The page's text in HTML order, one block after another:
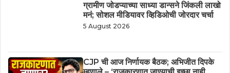
ग्रामीण जोडप्याच्या साध्या डान्सने जिंकली लाखो
मनं; सोशल मीडियावर व्हिडिओची जोरदार चर्चा
5 August 2026
CJP ची आज निर्णायक बैठक; अभिजीत दिपके